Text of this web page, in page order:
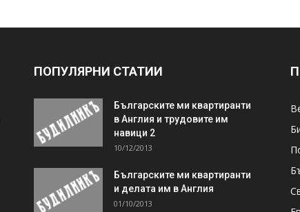
ПОПУЛЯРНИ СТАТИИ
Българските ми квартиранти
в Англия и трудовите им
навици 2
10/12/2013
Българските ми квартиранти
и делата им в Англия
01/10/2013